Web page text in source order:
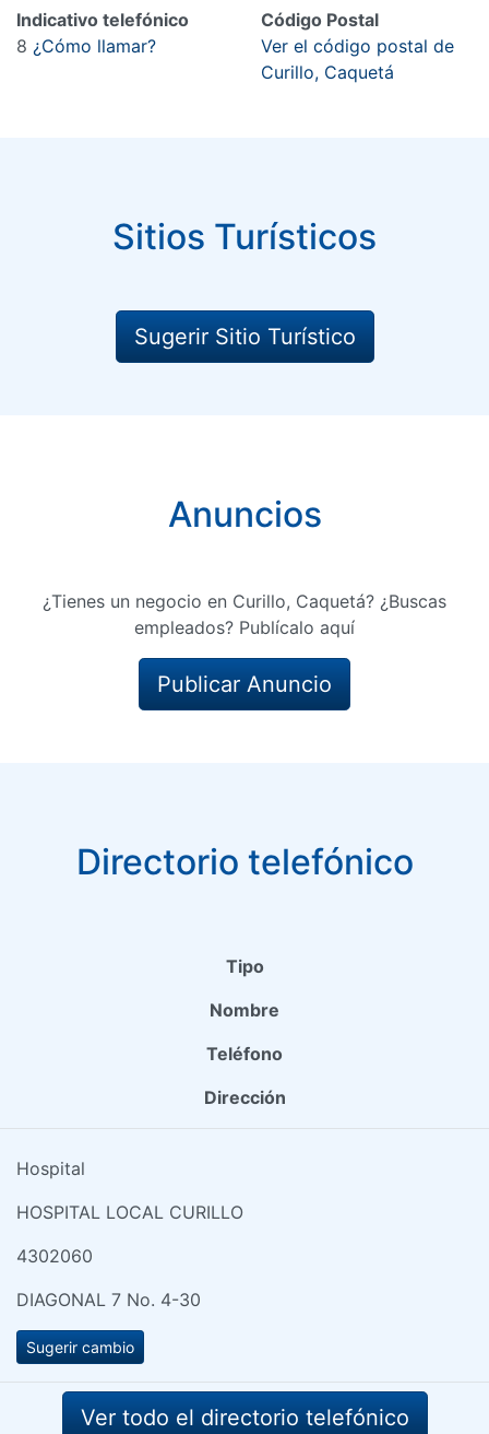
Indicativo telefónico
8 ¿Cómo llamar?
Código Postal
Ver el código postal de
Curillo, Caquetá
Sitios Turísticos
Sugerir Sitio Turístico
Anuncios
¿Tienes un negocio en Curillo, Caquetá? ¿Buscas
empleados? Publícalo aquí
Publicar Anuncio
Directorio telefónico
Tipo
Nombre
Teléfono
Dirección
Hospital
HOSPITAL LOCAL CURILLO
4302060
DIAGONAL 7 No. 4-30
Sugerir cambio
Ver todo el directorio telefónico